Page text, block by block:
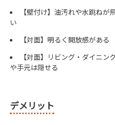
【壁付け】油汚れや水跳ね
い
【対面】明るく開放感がある
【対面】リビング・ダイニ
や手元は隠せる
デメリット